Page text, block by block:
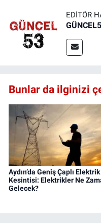
EDITÖR
Bunlar da ilginizi
Aydın’da Geniş Çaplı Elektrik
Kesintisi: Elektrikler Ne
Gelecek?